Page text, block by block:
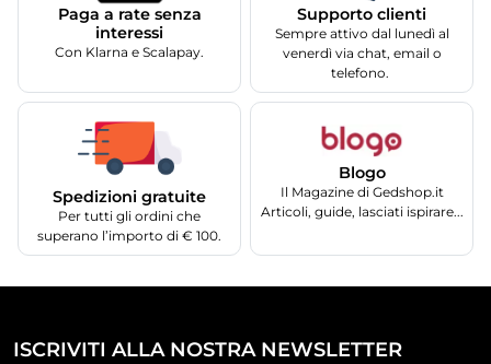
Paga a rate senza
interessi
Con Klarna e Scalapay.
Supporto clienti
Sempre attivo dal lunedì al
venerdì via chat, email o
telefono.
Spedizioni gratuite
Per tutti gli ordini che
superano l’importo di € 100.
Blogo
Il Magazine di Gedshop.it
Articoli, guide, lasciati ispirare...
ISCRIVITI ALLA NOSTRA NEWSLETTER